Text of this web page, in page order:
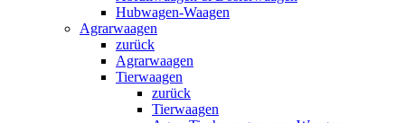
Hubwagen-Waagen
Agrarwaagen
zurück
Agrarwaagen
Tierwaagen
zurück
Tierwaagen